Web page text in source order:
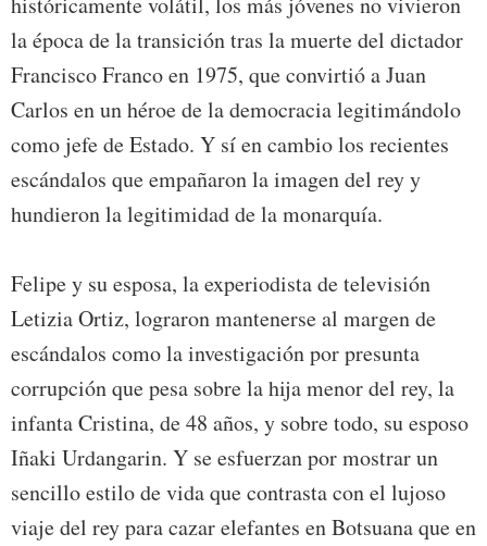
la época de la transición tras la muerte del dictador
Francisco Franco en 1975, que convirtió a Juan
Carlos en un héroe de la democracia legitimándolo
como jefe de Estado. Y sí en cambio los recientes
escándalos que empañaron la imagen del rey y
hundieron la legitimidad de la monarquía.
Felipe y su esposa, la experiodista de televisión
Letizia Ortiz, lograron mantenerse al margen de
escándalos como la investigación por presunta
corrupción que pesa sobre la hija menor del rey, la
infanta Cristina, de 48 años, y sobre todo, su esposo
Iñaki Urdangarin. Y se esfuerzan por mostrar un
sencillo estilo de vida que contrasta con el lujoso
viaje del rey para cazar elefantes en Botsuana que en